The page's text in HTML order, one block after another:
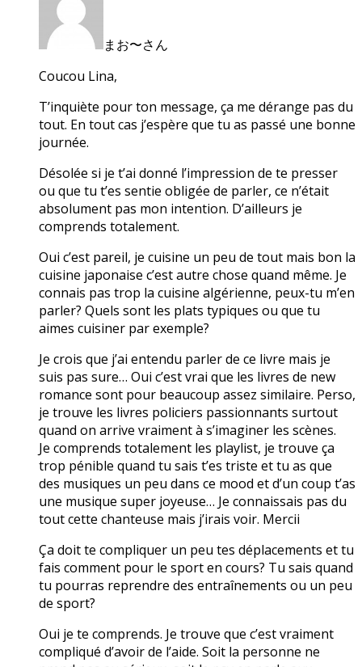
まお〜さん
Coucou Lina,
T’inquiète pour ton message, ça me dérange pas du
tout. En tout cas j’espère que tu as passé une bonne
journée.
Désolée si je t’ai donné l’impression de te presser
ou que tu t’es sentie obligée de parler, ce n’était
absolument pas mon intention. D’ailleurs je
comprends totalement.
Oui c’est pareil, je cuisine un peu de tout mais bon la
cuisine japonaise c’est autre chose quand même. Je
connais pas trop la cuisine algérienne, peux-tu m’en
parler? Quels sont les plats typiques ou que tu
aimes cuisiner par exemple?
Je crois que j’ai entendu parler de ce livre mais je
suis pas sure… Oui c’est vrai que les livres de new
romance sont pour beaucoup assez similaire. Perso,
je trouve les livres policiers passionnants surtout
quand on arrive vraiment à s’imaginer les scènes.
Je comprends totalement les playlist, je trouve ça
trop pénible quand tu sais t’es triste et tu as que
des musiques un peu dans ce mood et d’un coup t’as
une musique super joyeuse… Je connaissais pas du
tout cette chanteuse mais j’irais voir. Mercii
Ça doit te compliquer un peu tes déplacements et tu
fais comment pour le sport en cours? Tu sais quand
tu pourras reprendre des entraînements ou un peu
de sport?
Oui je te comprends. Je trouve que c’est vraiment
compliqué d’avoir de l’aide. Soit la personne ne